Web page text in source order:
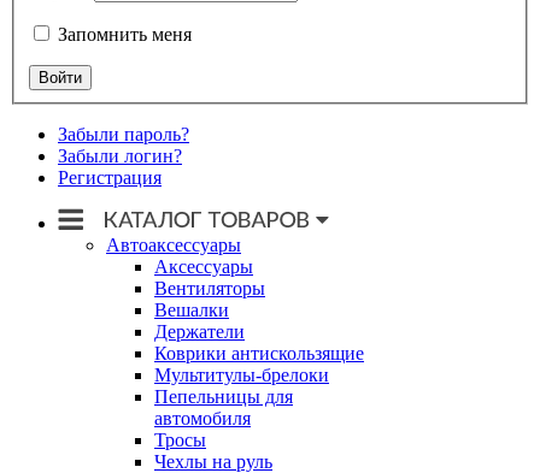
Запомнить меня
Забыли пароль?
Забыли логин?
Регистрация
Автоаксессуары
Аксессуары
Вентиляторы
Вешалки
Держатели
Коврики антискользящие
Мультитулы-брелоки
Пепельницы для
автомобиля
Тросы
Чехлы на руль